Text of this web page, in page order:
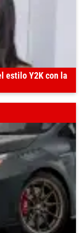
estilo Y2K con la